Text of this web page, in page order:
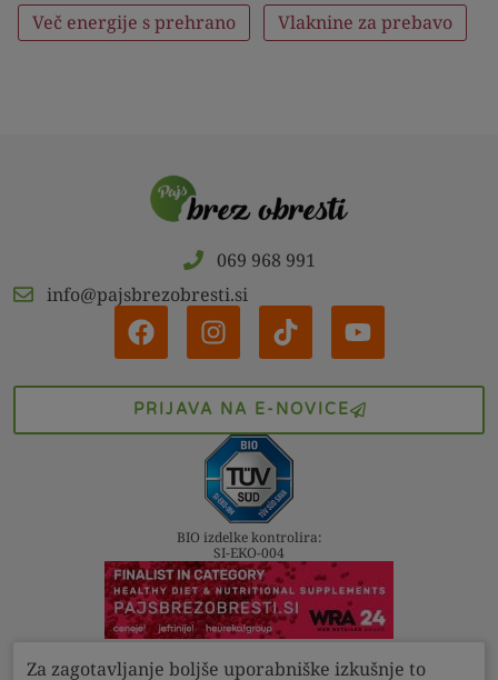
Več energije s prehrano Vlaknine za prebavo
069 968 991
info@pajsbrezobresti.si
PRIJAVA NA E-NOVICE
BIO izdelke kontrolira:
SI-EKO-004
Za zagotavljanje boljše uporabniške izkušnje to